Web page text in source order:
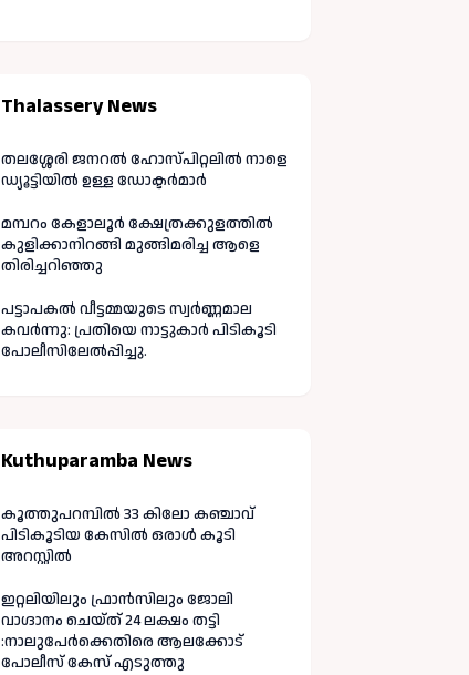
Thalassery News
തലശ്ശേരി ജനറൽ ഹോസ്പിറ്റലിൽ നാളെ
ഡ്യൂട്ടിയിൽ ഉള്ള ഡോക്ടർമാർ
മമ്പറം കേളാലൂർ ക്ഷേത്രക്കുളത്തിൽ
കുളിക്കാനിറങ്ങി മുങ്ങിമരിച്ച ആളെ
തിരിച്ചറിഞ്ഞു
പട്ടാപകൽ വീട്ടമ്മയുടെ സ്വർണ്ണമാല
കവർന്നു: പ്രതിയെ നാട്ടുകാർ പിടികൂടി
പോലീസിലേൽപ്പിച്ചു.
Kuthuparamba News
കൂത്തുപറമ്പിൽ 33 കിലോ കഞ്ചാവ്
പിടികൂടിയ കേസിൽ ഒരാൾ കൂടി
അറസ്റ്റിൽ
ഇറ്റലിയിലും ഫ്രാൻസിലും ജോലി
വാഗ്ദാനം ചെയ്ത് 24 ലക്ഷം തട്ടി
:നാലുപേർക്കെതിരെ ആലക്കോട്
പോലീസ് കേസ് എടുത്തു